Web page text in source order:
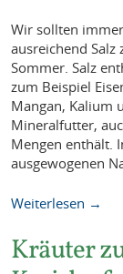
Wir sollten
ausreichend
Sommer. Salz
zum Beispiel
Mangan, Kalium
Mineralfutter,
Mengen enthält.
ausgewogenen
Weiterlesen →
Kräuter